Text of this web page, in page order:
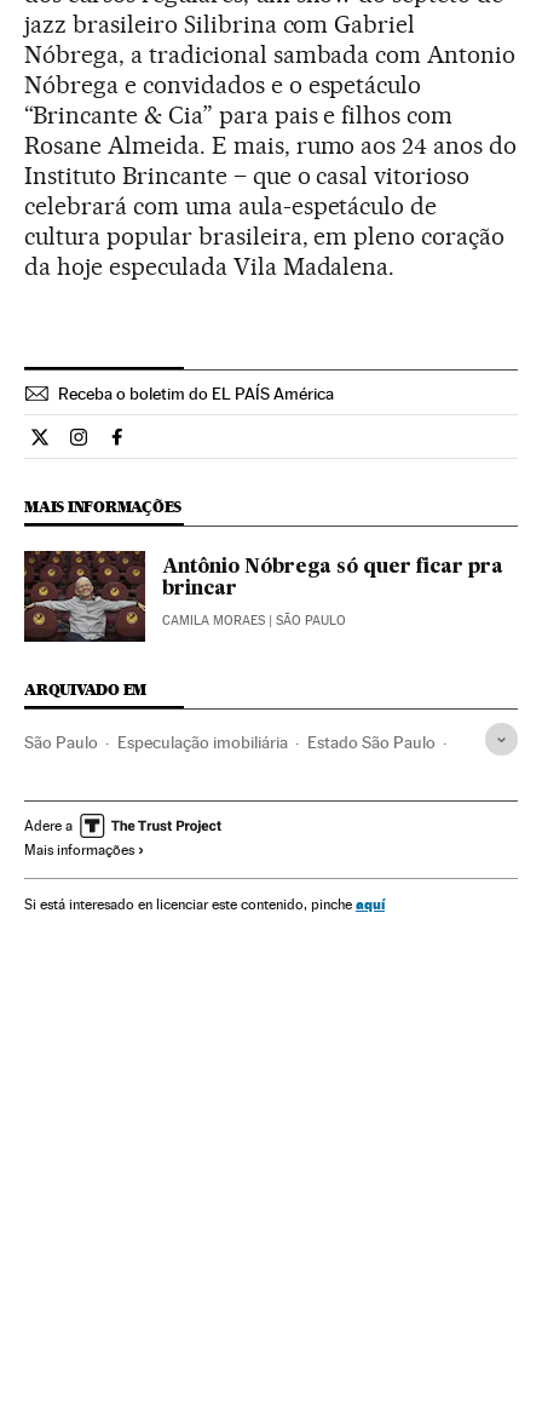
jazz brasileiro Silibrina com Gabriel
Nóbrega, a tradicional sambada com Antonio
Nóbrega e convidados e o espetáculo
“Brincante & Cia” para pais e filhos com
Rosane Almeida. E mais, rumo aos 24 anos do
Instituto Brincante – que o casal vitorioso
celebrará com uma aula-espetáculo de
cultura popular brasileira, em pleno coração
da hoje especulada Vila Madalena.
Receba o boletim do EL PAÍS América
Cultura El País Brasil en Twitter
Cultura El País Brasil en Instagram
Cultura El País Brasil en Facebook
MAIS INFORMAÇÕES
Antônio Nóbrega só quer ficar pra
brincar
CAMILA MORAES | SÃO PAULO
ARQUIVADO EM
São Paulo Especulação imobiliária Estado São Paulo
Desenvolvimento urbano
América Latina
Urbanismo
Adere a
Mais informações
Si está interesado en licenciar este contenido, pinche aquí